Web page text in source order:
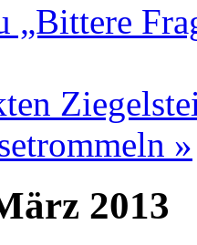
„Bittere
»
2013